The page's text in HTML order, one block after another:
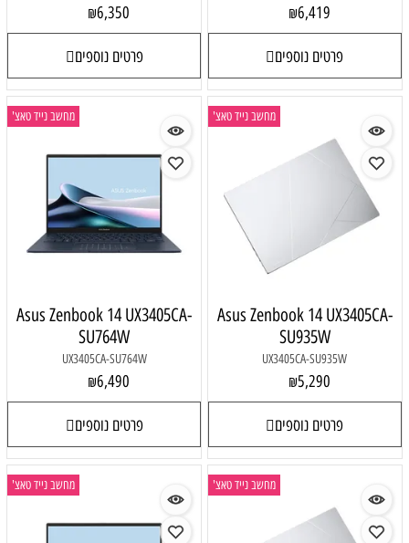
₪6,419
פרטים נוספים
₪6,350
פרטים נוספים
מחשב נייד טאצ'
Asus Zenbook 14 UX3405CA-
SU935W
UX3405CA-SU935W
₪5,290
פרטים נוספים
מחשב נייד טאצ'
Asus Zenbook 14 UX3405CA-
SU764W
UX3405CA-SU764W
₪6,490
פרטים נוספים
מחשב נייד טאצ' מחשב נייד טאצ'